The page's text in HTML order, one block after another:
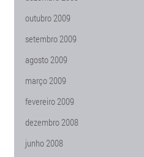
outubro 2009
setembro 2009
agosto 2009
março 2009
fevereiro 2009
dezembro 2008
junho 2008